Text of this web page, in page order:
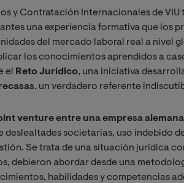
y Contratación Internacionales de VIU
una experiencia formativa que los
del mercado laboral real a nivel
los conocimientos aprendidos a
el
Reto Jurídico, una iniciativa
, un verdadero referente
venture entre una empresa
deslealtades societarias, uso indebido
Se trata de una situación jurídica
debieron abordar desde una
habilidades y competencias